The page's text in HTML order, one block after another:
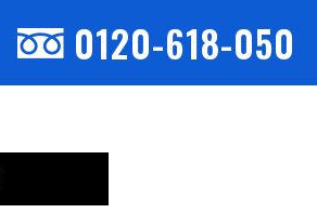
0120-618-050